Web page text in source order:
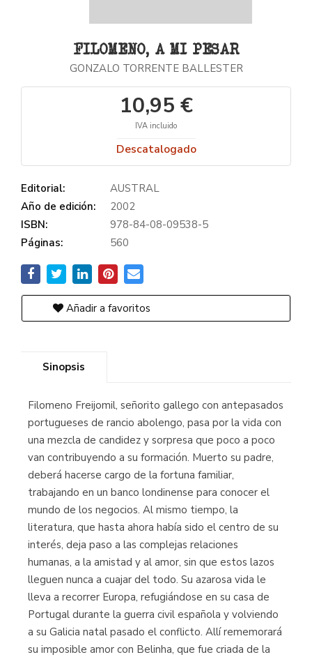
FILOMENO, A MI PESAR
GONZALO TORRENTE BALLESTER
10,95 €
IVA incluido
Descatalogado
Editorial:
AUSTRAL
Año de edición:
2002
ISBN:
978-84-08-09538-5
Páginas:
560
Añadir a favoritos
Sinopsis
Filomeno Freijomil, señorito gallego con antepasados
portugueses de rancio abolengo, pasa por la vida con
una mezcla de candidez y sorpresa que poco a poco
van contribuyendo a su formación. Muerto su padre,
deberá hacerse cargo de la fortuna familiar,
trabajando en un banco londinense para conocer el
mundo de los negocios. Al mismo tiempo, la
literatura, que hasta ahora había sido el centro de su
interés, deja paso a las complejas relaciones
humanas, a la amistad y al amor, sin que estos lazos
lleguen nunca a cuajar del todo. Su azarosa vida le
lleva a recorrer Europa, refugiándose en su casa de
Portugal durante la guerra civil española y volviendo
a su Galicia natal pasado el conflicto. Allí rememorará
su imposible amor con Belinha, que fue criada de la